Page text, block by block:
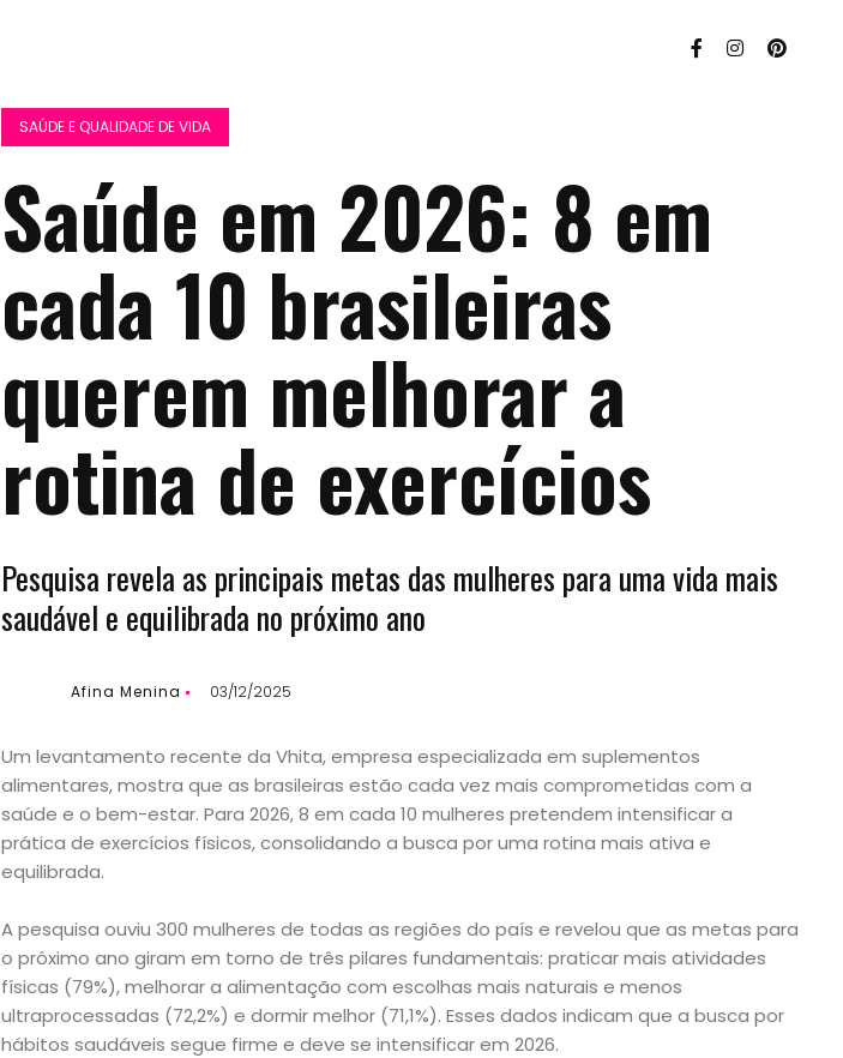
SAÚDE E QUALIDADE DE VIDA
Saúde em 2026: 8 em
cada 10 brasileiras
querem melhorar a
rotina de exercícios
Pesquisa revela as principais metas das mulheres para uma vida mais
saudável e equilibrada no próximo ano
Afina Menina 03/12/2025
Um levantamento recente da Vhita, empresa especializada em suplementos
alimentares, mostra que as brasileiras estão cada vez mais comprometidas com a
saúde e o bem-estar. Para 2026, 8 em cada 10 mulheres pretendem intensificar a
prática de exercícios físicos, consolidando a busca por uma rotina mais ativa e
equilibrada.
A pesquisa ouviu 300 mulheres de todas as regiões do país e revelou que as metas para
o próximo ano giram em torno de três pilares fundamentais: praticar mais atividades
físicas (79%), melhorar a alimentação com escolhas mais naturais e menos
ultraprocessadas (72,2%) e dormir melhor (71,1%). Esses dados indicam que a busca por
hábitos saudáveis segue firme e deve se intensificar em 2026.